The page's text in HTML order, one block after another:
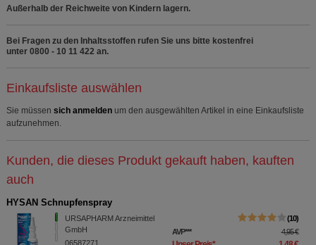
Außerhalb der Reichweite von Kindern lagern.
Bei Fragen zu den Inhaltsstoffen rufen Sie uns bitte kostenfrei
unter 0800 - 10 11 422 an.
Einkaufsliste auswählen
Sie müssen sich anmelden um den ausgewählten Artikel in eine Einkaufsliste
aufzunehmen.
Kunden, die dieses Produkt gekauft haben, kauften
auch
HYSAN Schnupfenspray
URSAPHARM Arzneimittel
GmbH
06587271
10
AVP*** 4,95 €